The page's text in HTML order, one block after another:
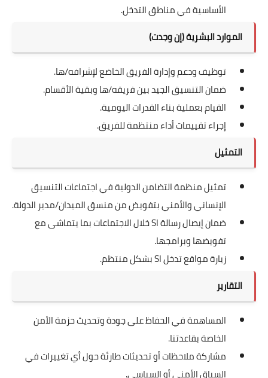
الأساسية في مناطق التدخل.
الموارد البشرية (إن وجدت)
توظيف ودعم وإدارة الفريق الخاضع لإشرافه/ها.
ضمان التنسيق الجيد بين فريقه/ها وبقية الأقسام.
القيام بعملية بناء القدرات اليومية.
إجراء تقييمات أداء منتظمة للفريق.
التمثيل
تمثيل منظمة التضامن الدولية في اجتماعات التنسيق
الإنساني والأمني بتفويض من منسق الميدان/مدير الدولة.
ضمان إيصال رسالة SI خلال الاجتماعات بما يتماشى مع
تفويضها وبرامجها.
زيارة مواقع تدخل SI بشكل منتظم.
التقارير
المساهمة في الحفاظ على جودة وتحديث حزمة الأمن
الخاصة بقاعدتنا.
مشاركة ملاحظات أو تحديثات طارئة حول أي تغييرات في
السياق الأمني أو السياسي.